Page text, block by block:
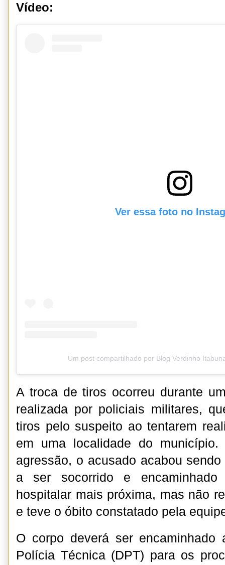
Vídeo:
Ver essa foto no
Um post compartilhado por Blog Verdinho
A troca de tiros ocorreu durante
realizada por policiais militares,
tiros pelo suspeito ao tentarem
em uma localidade do
agressão, o acusado acabou
a ser socorrido e encaminhado
hospitalar mais próxima, mas não
e teve o óbito constatado pela
O corpo deverá ser encaminhado
Polícia Técnica (DPT) para os